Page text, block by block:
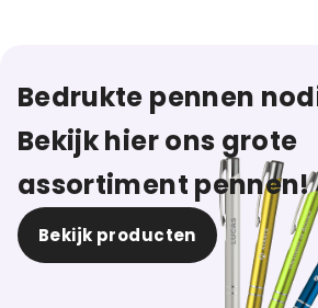
Bedrukte pennen
Bekijk hier ons grote
assortiment pennen!
Bekijk producten